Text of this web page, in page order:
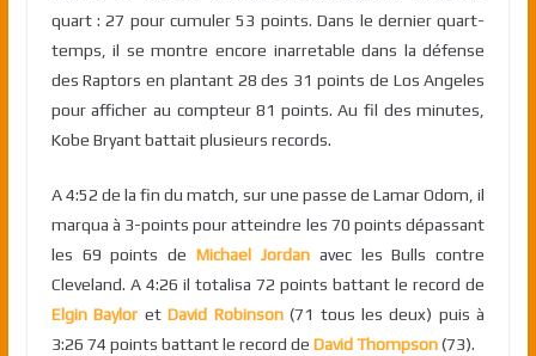
quart : 27 pour cumuler 53 points. Dans le dernier quart-
temps, il se montre encore inarretable dans la défense
des Raptors en plantant 28 des 31 points de Los Angeles
pour afficher au compteur 81 points. Au fil des minutes,
Kobe Bryant battait plusieurs records.
A 4:52 de la fin du match, sur une passe de Lamar Odom, il
marqua à 3-points pour atteindre les 70 points dépassant
les 69 points deMichael Jordanavec les Bulls contre
Cleveland. A 4:26 il totalisa 72 points battant le record de
Elgin Baylor etDavid Robinson (71 tous les deux) puis à
3:26 74 points battant le record de David Thompson(73).